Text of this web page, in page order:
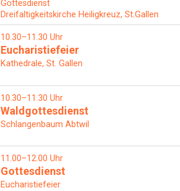
Gottesdienst
Dreifaltigkeitskirche Heiligkreuz, St.Gallen
10.30–11.30 Uhr
Eucharistiefeier
Kathedrale, St. Gallen
10.30–11.30 Uhr
Waldgottesdienst
Schlangenbaum Abtwil
11.00–12.00 Uhr
Gottesdienst
Eucharistiefeier